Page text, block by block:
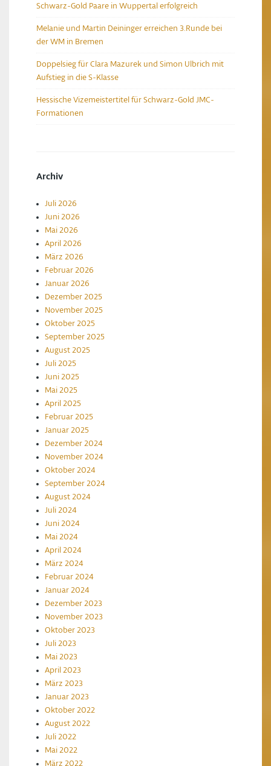
Schwarz-Gold Paare in Wuppertal erfolgreich
Melanie und Martin Deininger erreichen 3.Runde bei
der WM in Bremen
Doppelsieg für Clara Mazurek und Simon Ulbrich mit
Aufstieg in die S-Klasse
Hessische Vizemeistertitel für Schwarz-Gold JMC-
Formationen
Archiv
Juli 2026
Juni 2026
Mai 2026
April 2026
März 2026
Februar 2026
Januar 2026
Dezember 2025
November 2025
Oktober 2025
September 2025
August 2025
Juli 2025
Juni 2025
Mai 2025
April 2025
Februar 2025
Januar 2025
Dezember 2024
November 2024
Oktober 2024
September 2024
August 2024
Juli 2024
Juni 2024
Mai 2024
April 2024
März 2024
Februar 2024
Januar 2024
Dezember 2023
November 2023
Oktober 2023
Juli 2023
Mai 2023
April 2023
März 2023
Januar 2023
Oktober 2022
August 2022
Juli 2022
Mai 2022
März 2022